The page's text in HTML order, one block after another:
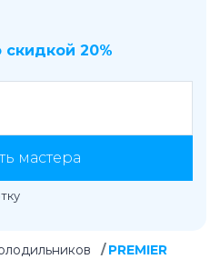
скидкой 20%
мастера
PREMIER